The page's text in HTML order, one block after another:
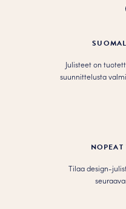
Julisteet on
suunnittelusta
Tilaa design-